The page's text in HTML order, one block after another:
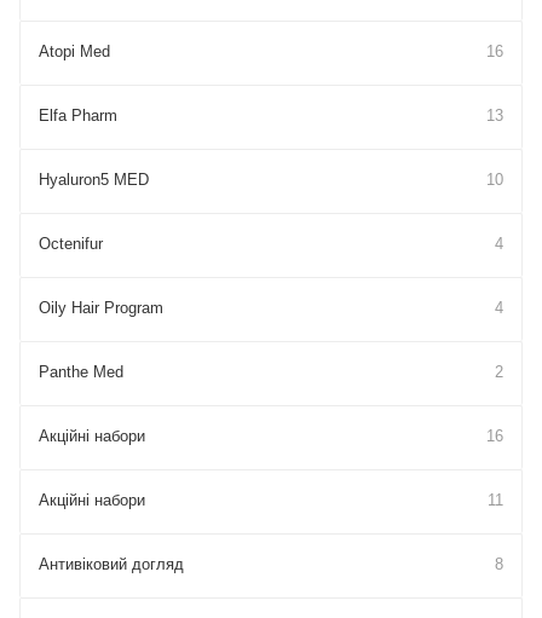
Atopi Med 16
Elfa Pharm 13
Hyaluron5 MED 10
Octenifur 4
Oily Hair Program 4
Panthe Med 2
Акційні набори 16
Акційні набори 11
Антивіковий догляд 8